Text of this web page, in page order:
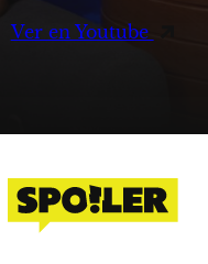
Ver en Youtube